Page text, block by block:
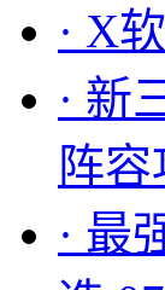
· X
· 新
阵
· 最